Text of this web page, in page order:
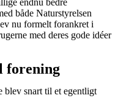
endnu bedre
både Naturstyrelsen
nu formelt forankret i
med deres gode idéer
forening
blev snart til et egentligt